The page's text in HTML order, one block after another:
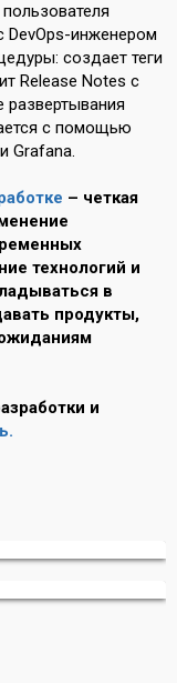
DevOps-инженером
создает теги
Release Notes с
с помощью
Grafana.
– четкая
технологий и
в
продукты,
и